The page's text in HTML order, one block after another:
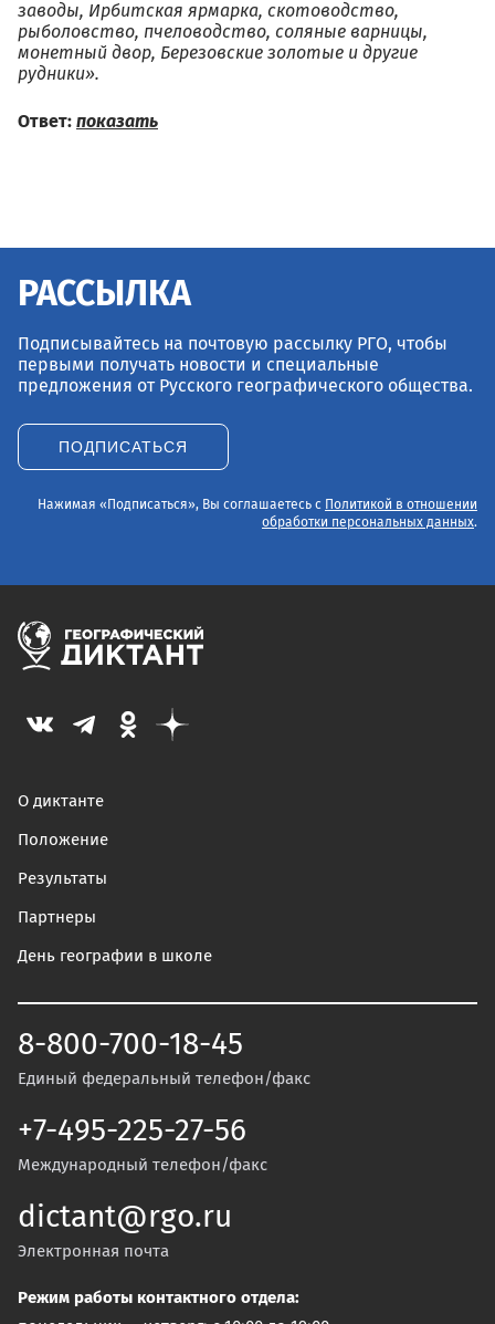
заводы, Ирбитская ярмарка, скотоводство,
рыболовство, пчеловодство, соляные варницы,
монетный двор, Березовские золотые и другие
рудники».
Ответ: показать
РАССЫЛКА
Подписывайтесь на почтовую рассылку РГО, чтобы
первыми получать новости и специальные
предложения от Русского географического общества.
ПОДПИСАТЬСЯ
Нажимая «Подписаться», Вы соглашаетесь с
Политикой в отношении
обработки персональных данных.
О диктанте
Положение
Результаты
Партнеры
День географии в школе
8-800-700-18-45
Единый федеральный телефон/факс
+7-495-225-27-56
Международный телефон/факс
dictant@rgo.ru
Электронная почта
Режим работы контактного отдела: